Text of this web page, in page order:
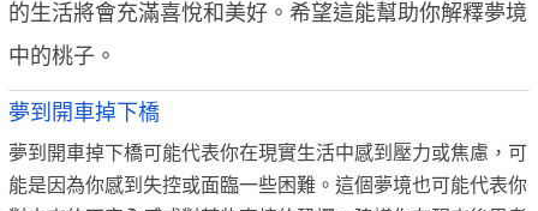
的生活將會充滿喜悅和美好。希望這能幫助你解釋夢境
中的桃子。
夢到開車掉下橋
夢到開車掉下橋可能代表你在現實生活中感到壓力或焦慮，可
能是因為你感到失控或面臨一些困難。這個夢境也可能代表你